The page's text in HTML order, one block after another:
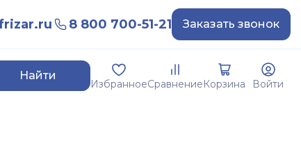
8 800 700-51-21 Заказать звонок
Найти
ИзбранноеСравнение Корзина Войти